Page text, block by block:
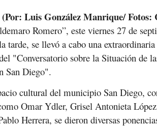
(Por: Luis González Manrique/ Fotos:
Romero”, este viernes 27 de
tarde, se llevó a cabo una
"Conversatorio sobre la Situación de
San Diego".
cultural del municipio San Diego,
Omar Ydler, Grisel Antonieta
Herrera, se dieron diversas